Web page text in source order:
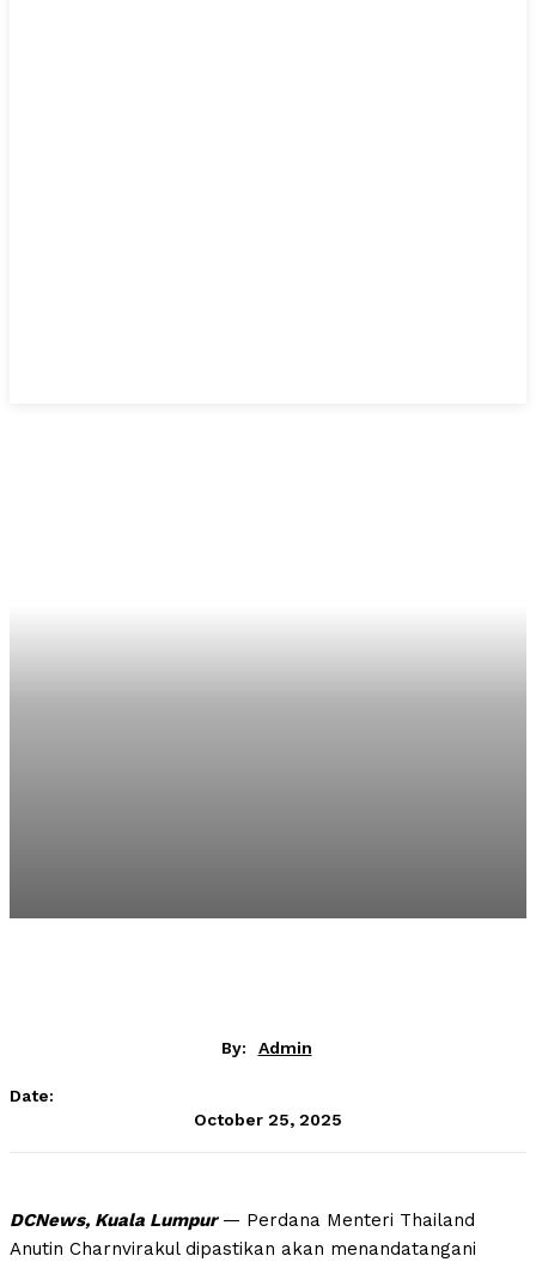
By: Admin
Date:
October 25, 2025
DCNews, Kuala Lumpur— Perdana Menteri Thailand
Anutin Charnvirakul dipastikan akan menandatangani